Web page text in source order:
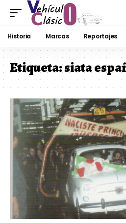
Historia Marcas Reportajes
Etiqueta:siata